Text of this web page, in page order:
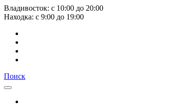
Владивосток: с 10:00 до 20:00
Находка: с 9:00 до 19:00
Поиск